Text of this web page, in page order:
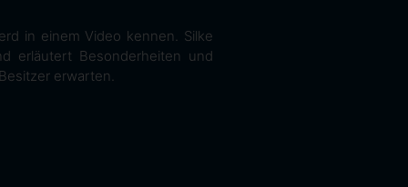
in einem Video kennen. Silke
erläutert Besonderheiten und
erwarten.